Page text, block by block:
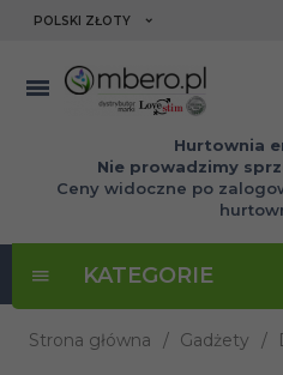
currency_h
POLSKI ZŁOTY
Hurtownia
Nie prowadzimy
Ceny widoczne po
KATEGORIE
Strona główna Gadżety